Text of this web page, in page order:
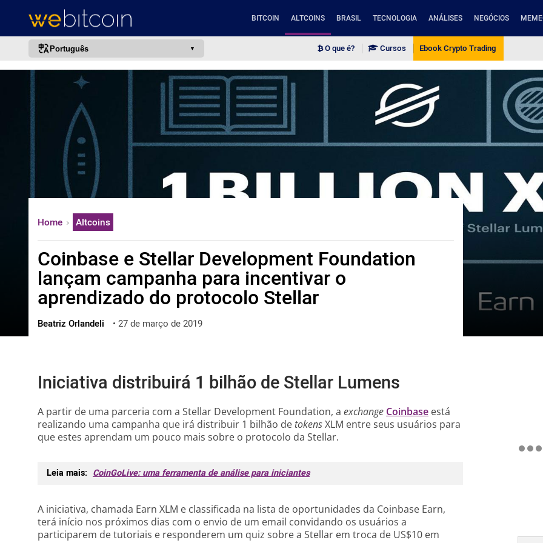
BITCOIN ALTCOINS BRASIL TECNOLOGIA ANÁLISES NEGÓCIOS
Português
english
español
français
italiano
deutsch
日本語
русский
한국어
العربية
ไทย
ქართული
O que é? Cursos Ebook Crypto Trading
Home Altcoins
Coinbase e Stellar Development Foundation
lançam campanha para incentivar o
aprendizado do protocolo Stellar
Beatriz Orlandeli • 27 de março de 2019
Iniciativa distribuirá 1 bilhão de Stellar Lumens
A partir de uma parceria com a Stellar Development Foundation, a exchange Coinbase está
realizando uma campanha que irá distribuir 1 bilhão de tokensXLM entre seus usuários para
que estes aprendam um pouco mais sobre o protocolo da Stellar.
Leia mais: CoinGoLive: uma ferramenta de análise para iniciantes
A iniciativa, chamada Earn XLM e classificada na lista de oportunidades da Coinbase Earn,
terá início nos próximos dias com o envio de um email convidando os usuários a
participarem de tutoriais e responderem um quiz sobre a Stellar em troca de US$10 em